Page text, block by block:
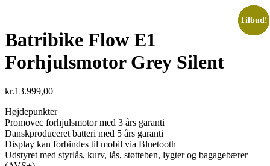
Batribike Flow E1
Forhjulsmotor Grey Silent
kr.13.999,00
Højdepunkter
Promovec forhjulsmotor med 3 års garanti
Danskproduceret batteri med 5 års garanti
Display kan forbindes til mobil via Bluetooth
Udstyret med styrlås, kurv, lås, støtteben, lygter og bagagebærer
Tilbud!
Tilbud!